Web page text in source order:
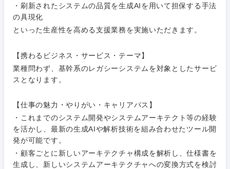
・刷新されたシステムの品質を生成AIを用いて担保する手法
の具現化
といった生産性を高める支援業務を実施いただきます。
【携わるビジネス・サービス・テーマ】
業種問わず、基幹系のレガシーシステムを対象としたサービ
スとなります。
【仕事の魅力・やりがい・キャリアパス】
・これまでのシステム開発やシステムアーキテクト等の経験
を活かし、最新の生成AIや解析技術を組み合わせたツール開
発が可能です。
・顧客ごとに新しいアーキテクチャ構成を解析し、仕様書を
生成し、新しいシステムアーキテクチャへの変換方式を検討
管理
人事
営業
サービス
事業管理
新規事業企画・立上げ
政策渉外
その他企画業務
SCM
人事
マーケティング
営業
サービス
クリエイティブ
コンサルタント
電気・電子・半導体
素材・化学・金属
メディカル・ヘルスケア・ライフサイエンス
金融
40代 50代
フリーワード
急募 第二新卒
上場企業
スタートアップ企
業